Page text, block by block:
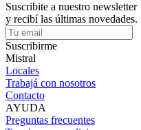
Suscribite a nuestro newsletter
y recibí las últimas novedades.
Suscribirme
Mistral
Locales
Trabajá con nosotros
Contacto
AYUDA
Preguntas frecuentes